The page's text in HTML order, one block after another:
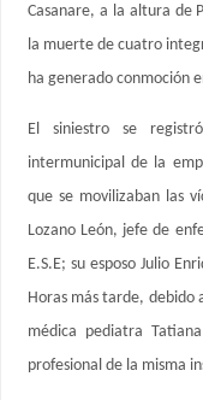
Casanare, a la altura de
la muerte de cuatro
ha generado conmoción
El siniestro se
intermunicipal de la
que se movilizaban las
Lozano León, jefe de
E.S.E; su esposo Julio
Horas más tarde, debido
médica pediatra
profesional de la misma